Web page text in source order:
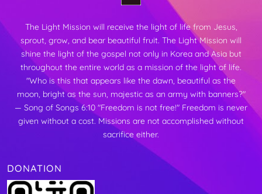
The Light Mission will receive the light of life from Jesus,
sprout, grow, and bear beautiful fruit. The Light Mission will
shine the light of the gospel not only in Korea and Asia but
throughout the entire world as a mission of the light of life.
"Who is this that appears like the dawn, beautiful as the
moon, bright as the sun, majestic as an army with banners?"
— Song of Songs 6:10 "Freedom is not free!" Freedom is never
given without a cost. Missions are not accomplished without
sacrifice either.
DONATION